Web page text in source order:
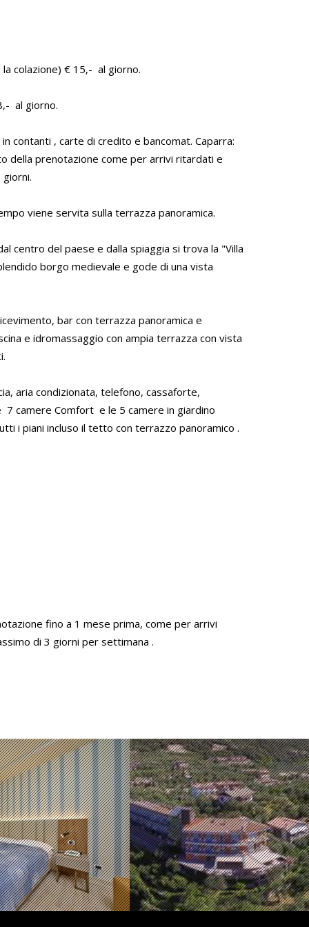
colazione) € 15,- al giorno.
al giorno.
contanti , carte di credito e bancomat. Caparra:
della prenotazione come per arrivi ritardati e
viene servita sulla terrazza panoramica.
centro del paese e dalla spiaggia si trova la "Villa
borgo medievale e gode di una vista
bar con terrazza panoramica e
e idromassaggio con ampia terrazza con vista
aria condizionata, telefono, cassaforte,
camere Comfort e le 5 camere in giardino
i piani incluso il tetto con terrazzo panoramico .
fino a 1 mese prima, come per arrivi
di 3 giorni per settimana .